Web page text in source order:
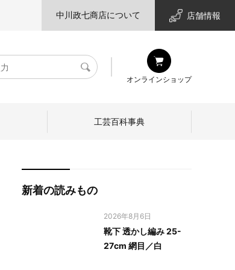
中川政七商店について 店舗情報
検
オンラインショップ
工芸百科事典
新着の読みもの
2026年8月6日
靴下 透かし編み 25-
27cm 網目／白